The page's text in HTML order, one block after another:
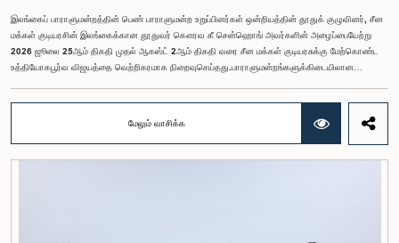
இலங்கைப் பாராளுமன்றத்தின் பெண் பாராளுமன்ற உறுப்பினர்கள் ஒன்றியத்தின் தூதுக் குழுவினர், சீன
மக்கள் குடியரசின் இலங்கைக்கான தூதுவர் கௌரவ கீ சென்ஹொங் அவர்களின் அழைப்பையேற்று
2026 ஜூலை 25ஆம் திகதி முதல் ஆகஸ்ட் 2ஆம் திகதி வரை சீன மக்கள் குடியரசுக்கு மேற்கொண்ட
உத்தியோகபூர்வ விஜயத்தை வெற்றிகரமாக நிறைவுசெய்தது.பாராளுமன்றங்களுக்கிடையிலான
நோக்கங்களாக அமைந்தன.சீனாவுக்கு விஜயம் மேற்கொண்ட தூதுக் குழுவிற்கு கௌரவ மகளிர் மற்றும்
சிறுவர் அலுவல்கள் அமைச்சர் சரோஜா சாவித்திரி போல்ராஜ் அவர்கள் தலைமைதாங்கியதுடன், இதில்
கௌரவ பாராளுமன்ற உறுப்பினர்களான ரோஹிணி குமாரி விஜேரத்ன, ஓஷானி உமங்கா, சட்டத்தரணி
நிலந்தி கொட்டஹச்சி, எம்.ஏ.சி.எஸ். சதுரி கங்கானி, சட்டத்தரணி நிலுஷா லக்மாலி கமகே,
மேலும் வாசிக்க